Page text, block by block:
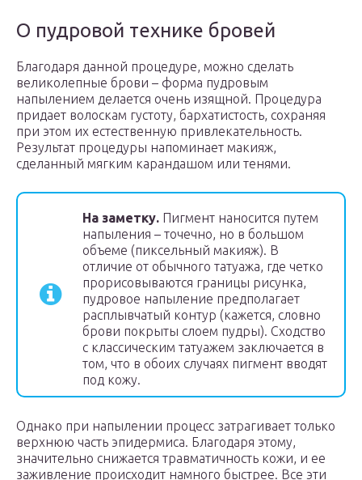
О пудровой технике бровей
Благодаря данной процедуре, можно сделать
великолепные брови – форма пудровым
напылением делается очень изящной. Процедура
придает волоскам густоту, бархатистость, сохраняя
при этом их естественную привлекательность.
Результат процедуры напоминает макияж,
сделанный мягким карандашом или тенями.
На заметку. Пигмент наносится путем
напыления – точечно, но в большом
объеме (пиксельный макияж). В
отличие от обычного татуажа, где четко
прорисовываются границы рисунка,
пудровое напыление предполагает
расплывчатый контур (кажется, словно
брови покрыты слоем пудры). Сходство
с классическим татуажем заключается в
том, что в обоих случаях пигмент вводят
под кожу.
Однако при напылении процесс затрагивает только
верхнюю часть эпидермиса. Благодаря этому,
значительно снижается травматичность кожи, и ее
заживление происходит намного быстрее. Все эти